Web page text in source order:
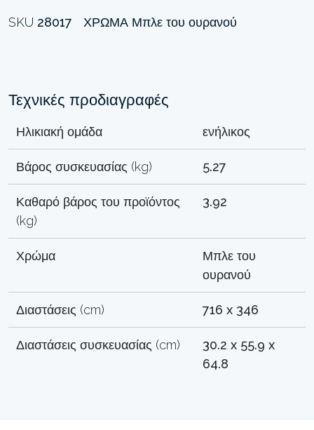
SKU 28017 ΧΡΏΜΑ Μπλε του ουρανού
Τεχνικές προδιαγραφές
Ηλικιακή ομάδα ενήλικος
Βάρος συσκευασίας (kg) 5.27
Καθαρό βάρος του προϊόντος
(kg)
3.92
Χρώμα
Μπλε του
ουρανού
Διαστάσεις (cm) 716 x 346
Διαστάσεις συσκευασίας (cm)
30.2 x 55.9 x
64.8